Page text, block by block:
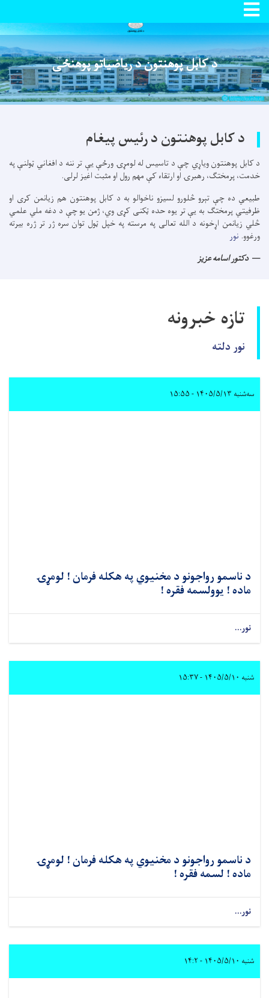
اصلي
منځپانګه
دانګل
Toggle navigation
د کابل پوهنتون د ریاضیاتو پوهنځی
د کابل پوهنتوند رئیسپیغام
د کابل پوهنتون ویاړي چې د تاسیس له لومړۍ ورځې یې تر ننه د افغاني ټولنې په
خدمت، پرمختګ، رهبرۍ او ارتقاء کې مهم رول او مثبت اغیز لرلی.
طبيعي ده چې تېرو څلورو لسيزو ناخوالو به د کابل پوهنتون هم زيانمن کری او
ظرفيتي پرمختګ به يې تر يوه حده ټکنی کړی وي، ژمن يو چې د دغه ملي علمي
څلي زیانمن اړخونه د الله تعالی په مرسته په خپل ټول توان سره ژر تر ژره بیرته
ورغوو. نور
دکتور اسامه عزيز
تازه خبرونه
نور دلته
سه‌شنبه ۱۴۰۵/۵/۱۳ - ۱۵:۵۵
د ناسمو رواجونو د مخنیوي په هکله فرمان ! لومړۍ
ماده ! یوولسمه فقره !
نور...
شنبه ۱۴۰۵/۵/۱۰ - ۱۵:۳۷
د ناسمو رواجونو د مخنیوي په هکله فرمان ! لومړۍ
ماده ! لسمه فقره !
نور...
شنبه ۱۴۰۵/۵/۱۰ - ۱۴:۲